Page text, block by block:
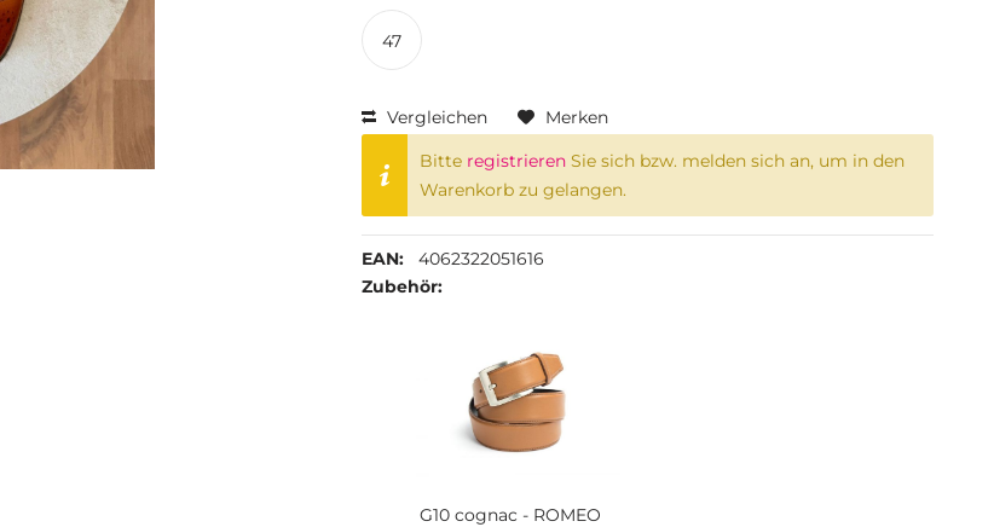
47
Vergleichen
Merken
Bitte registrieren Sie sich bzw. melden sich an, um in den
Warenkorb zu gelangen.
EAN:
4062322051616
Zubehör:
G10 cognac - ROMEO